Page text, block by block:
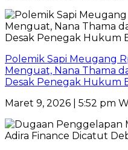
Polemik Sapi Meugang
Menguat, Nana Thama
Desak Penegak Hukum
Maret 9, 2026 | 5:52 pm